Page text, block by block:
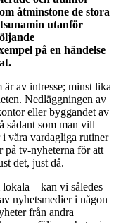
åtminstone de stora
utanför
på en händelse
är av intresse; minst lika
Nedläggningen av
eller byggandet av
sådant som man vill
våra vardagliga rutiner
på tv-nyheterna för att
det, just då.
– kan vi således
nyhetsmedier i någon
från andra